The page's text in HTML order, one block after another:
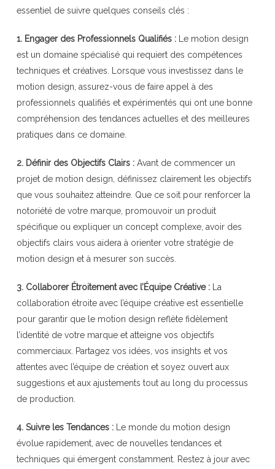
essentiel de suivre quelques conseils clés :
1. Engager des Professionnels Qualifiés :Le motion design
est un domaine spécialisé qui requiert des compétences
techniques et créatives. Lorsque vous investissez dans le
motion design, assurez-vous de faire appel à des
professionnels qualifiés et expérimentés qui ont une bonne
compréhension des tendances actuelles et des meilleures
pratiques dans ce domaine.
2. Définir des Objectifs Clairs :Avant de commencer un
projet de motion design, définissez clairement les objectifs
que vous souhaitez atteindre. Que ce soit pour renforcer la
notoriété de votre marque, promouvoir un produit
spécifique ou expliquer un concept complexe, avoir des
objectifs clairs vous aidera à orienter votre stratégie de
motion design et à mesurer son succès.
3. Collaborer Étroitement avec l’Équipe Créative :La
collaboration étroite avec l’équipe créative est essentielle
pour garantir que le motion design reflète fidèlement
l’identité de votre marque et atteigne vos objectifs
commerciaux. Partagez vos idées, vos insights et vos
attentes avec l’équipe de création et soyez ouvert aux
suggestions et aux ajustements tout au long du processus
de production.
4. Suivre les Tendances :Le monde du motion design
évolue rapidement, avec de nouvelles tendances et
techniques qui émergent constamment. Restez à jour avec